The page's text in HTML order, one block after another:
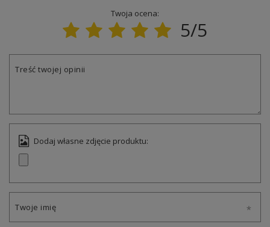
Twoja ocena:
5/5
Treść twojej opinii
Dodaj własne zdjęcie produktu:
Twoje imię